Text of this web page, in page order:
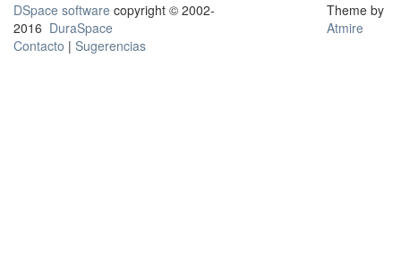
DSpace software copyright © 2002-
2016 DuraSpace
Contacto | Sugerencias
Theme by
Atmire